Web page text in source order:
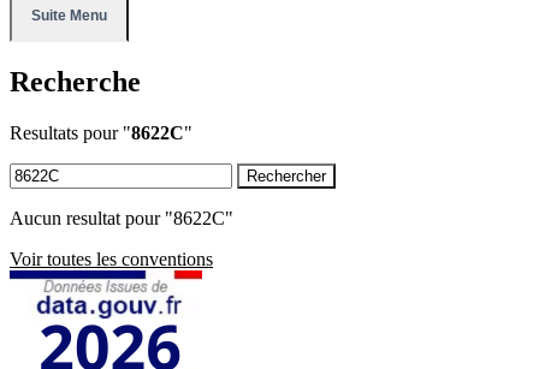
Suite Menu
Recherche
Resultats pour "8622C"
Rechercher
Aucun resultat pour "8622C"
Voir toutes les conventions